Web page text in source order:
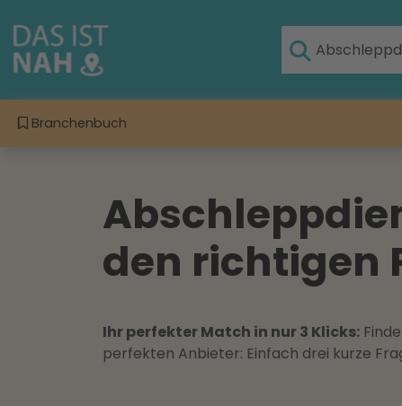
Branchenbuch
den richtigen
Ihr perfekter Match in nur 3 Klicks:
perfekten Anbieter: Einfach drei kurze